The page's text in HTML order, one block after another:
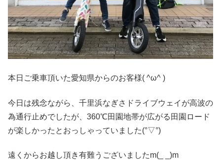
本日ご乗車頂いた愛知県からのお客様( ^ω^ )
今日は残念ながら、千里浜なぎさドライブウェイが高波の
為通行止めでしたが、360℃田園地帯が広がる田園ロード
が楽しかったとおっしゃっていました(°▽°)
遠くからお越し頂き有難うございましたm(_ _)m